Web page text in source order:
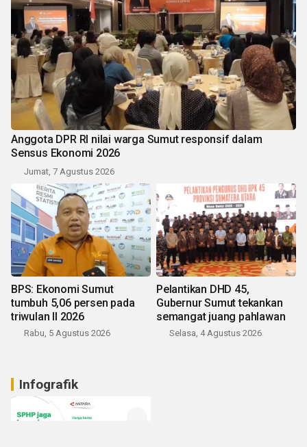
Anggota DPR RI nilai warga Sumut responsif dalam
Sensus Ekonomi 2026
Jumat, 7 Agustus 2026
BPS: Ekonomi Sumut
tumbuh 5,06 persen pada
triwulan II 2026
Rabu, 5 Agustus 2026
Pelantikan DHD 45,
Gubernur Sumut tekankan
semangat juang pahlawan
Selasa, 4 Agustus 2026
Infografik